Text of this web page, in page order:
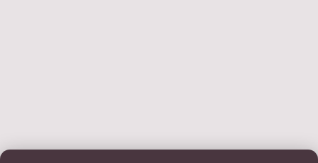
adresibetexper.xyzm elexbet